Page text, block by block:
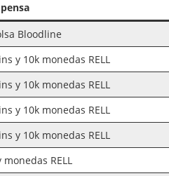
Bloodline
y 10k monedas RELL
y 10k monedas RELL
y 10k monedas RELL
y 10k monedas RELL
monedas RELL